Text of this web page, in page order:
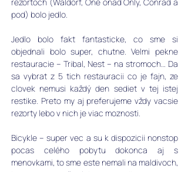
pod) bolo jedlo.
Jedlo bolo fakt fantasticke, co sme si
objednali bolo super, chutne. Velmi pekne
restauracie – Tribal, Nest – na stromoch… Da
sa vybrat z 5 tich restauracii co je fajn, ze
clovek nemusi každý den sediet v tej istej
restike. Preto my aj preferujeme vždy vacsie
rezorty lebo v nich je viac moznosti.
Bicykle – super vec a su k dispozicii nonstop
pocas celého pobytu dokonca aj s
menovkami, to sme este nemali na maldivoch,